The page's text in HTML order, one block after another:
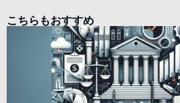
こちらもおすすめ